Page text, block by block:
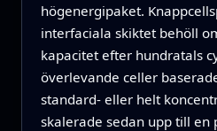
högenergipaket.
interfaciala skiktet behöll
kapacitet efter hundratals
överlevande celler
standard‑ eller helt
skalerade sedan upp till en